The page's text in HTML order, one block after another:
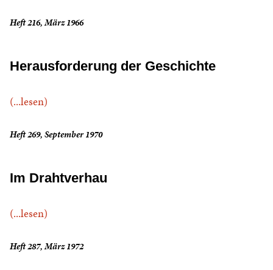
Heft 216, März 1966
Herausforderung der Geschichte
(...lesen)
Heft 269, September 1970
Im Drahtverhau
(...lesen)
Heft 287, März 1972